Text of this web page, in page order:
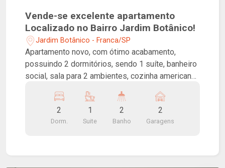
Vende-se excelente apartamento
Localizado no Bairro Jardim Botânico!
Jardim Botânico - Franca/SP
Apartamento novo, com ótimo acabamento,
possuindo 2 dormitórios, sendo 1 suíte, banheiro
social, sala para 2 ambientes, cozinha americana
vagas de garagem.
2
Dorm.
1
Suite
2
Banho
2
Garagens